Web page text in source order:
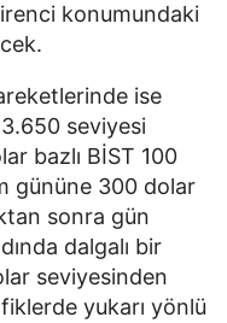
konumundaki
ise
seviyesi
bazlı BİST 100
gününe 300 dolar
sonra gün
dalgalı bir
seviyesinden
yukarı yönlü